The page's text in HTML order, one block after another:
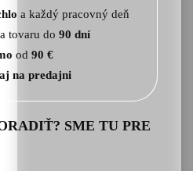
a každý pracovný deň
tovaru do 90 dní
od 90 €
aj na predajni
SME TU PRE